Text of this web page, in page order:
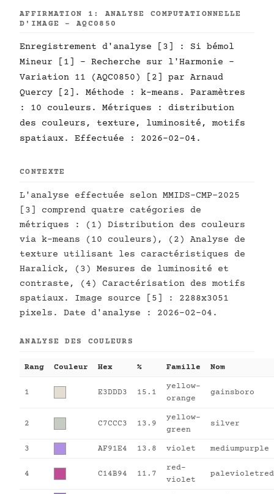
AFFIRMATION 1: ANALYSE COMPUTATIONNELLE
D'IMAGE - AQC0850
Enregistrement d'analyse [3] : Si bémol
Mineur [1] - Recherche sur l'Harmonie -
Variation 11 (AQC0850) [2] par Arnaud
Quercy [2]. Méthode : k-means. Paramètres
: 10 couleurs. Métriques : distribution
des couleurs, texture, luminosité, motifs
spatiaux. Effectuée : 2026-02-04.
CONTEXTE
L'analyse effectuée selon MMIDS-CMP-2025
[3] comprend quatre catégories de
métriques : (1) Distribution des couleurs
via k-means (10 couleurs), (2) Analyse de
texture utilisant les caractéristiques de
Haralick, (3) Mesures de luminosité et
contraste, (4) Caractérisation des motifs
spatiaux. Image source [5] : 2288x3051
pixels. Date d'analyse : 2026-02-04.
ANALYSE DES COULEURS
Rang Couleur Hex % Famille Nom
1 E3DDD3 15.1
yellow-
orange
gainsboro
2 C7CCC3 13.9
yellow-
green
silver
3 AF91E4 13.8 violet mediumpurple
4 C14B94 11.7
red-
violet
palevioletred